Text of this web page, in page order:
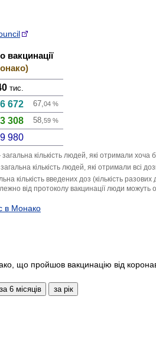
вакцинації
тис.
672 67, 04 %
308 58, 59 %
980
кількість людей, які отримали хоча
кількість людей, які отримали всі
кількість введених доз (кількість
від протоколу вакцинації люди можуть
в Монако
що пройшов вакцинацію від